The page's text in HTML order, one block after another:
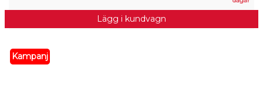
Lägg i kundvagn
Kampanj